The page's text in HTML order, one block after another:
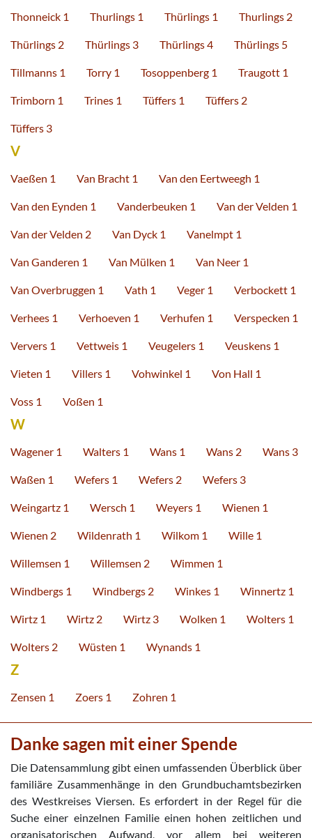
Thonneick 1 Thurlings 1 Thürlings 1 Thurlings 2
Thürlings 2 Thürlings 3 Thürlings 4 Thürlings 5
Tillmanns 1 Torry 1 Tosoppenberg 1 Traugott 1
Trimborn 1 Trines 1 Tüffers 1 Tüffers 2
Tüffers 3
V
Vaeßen 1 Van Bracht 1 Van den Eertweegh 1
Van den Eynden 1 Vanderbeuken 1 Van der Velden 1
Van der Velden 2 Van Dyck 1 Vanelmpt 1
Van Ganderen 1 Van Mülken 1 Van Neer 1
Van Overbruggen 1 Vath 1 Veger 1 Verbockett 1
Verhees 1 Verhoeven 1 Verhufen 1 Verspecken 1
Ververs 1 Vettweis 1 Veugelers 1 Veuskens 1
Vieten 1 Villers 1 Vohwinkel 1 Von Hall 1
Voss 1 Voßen 1
W
Wagener 1 Walters 1 Wans 1 Wans 2 Wans 3
Waßen 1 Wefers 1 Wefers 2 Wefers 3
Weingartz 1 Wersch 1 Weyers 1 Wienen 1
Wienen 2 Wildenrath 1 Wilkom 1 Wille 1
Willemsen 1 Willemsen 2 Wimmen 1
Windbergs 1 Windbergs 2 Winkes 1 Winnertz 1
Wirtz 1 Wirtz 2 Wirtz 3 Wolken 1 Wolters 1
Wolters 2 Wüsten 1 Wynands 1
Z
Zensen 1 Zoers 1 Zohren 1
Danke sagen mit einer Spende
Die Datensammlung gibt einen umfassenden Überblick über
familiäre Zusammenhänge in den Grundbuchamtsbezirken
des Westkreises Viersen. Es erfordert in der Regel für die
Suche einer einzelnen Familie einen hohen zeitlichen und
organisatorischen Aufwand, vor allem bei weiteren